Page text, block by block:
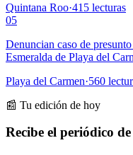
Quintana Roo·415 lecturas
05
Denuncian caso de
Esmeralda de Playa del
Playa del Carmen·560
📰 Tu edición de hoy
Recibe el periódico